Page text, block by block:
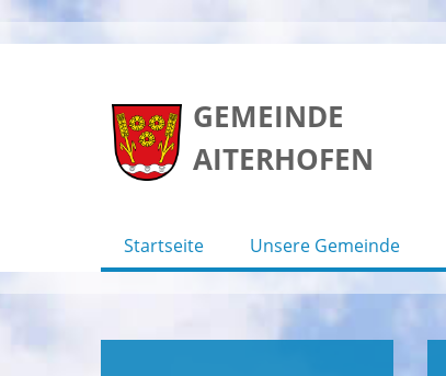
GEMEINDE
AITERHOFEN
Startseite Unsere Gemeinde